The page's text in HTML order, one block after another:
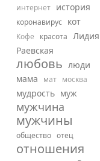
интернет история
коронавирус кот
Кофе красота Лидия
Раевская
любовь люди
мама
мат москва
мудрость муж
мужчина
мужчины
общество отец
отношения